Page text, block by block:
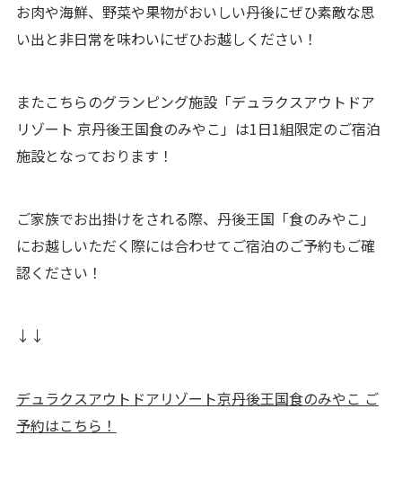
お肉や海鮮、野菜や果物がおいしい丹後にぜひ素敵な思
い出と非日常を味わいにぜひお越しください！
またこちらのグランピング施設「デュラクスアウトドア
リゾート 京丹後王国食のみやこ」は1日1組限定のご宿泊
施設となっております！
ご家族でお出掛けをされる際、丹後王国「食のみやこ」
にお越しいただく際には合わせてご宿泊のご予約もご確
認ください！
↓↓
デュラクスアウトドアリゾート京丹後王国食のみやこ ご
予約はこちら！